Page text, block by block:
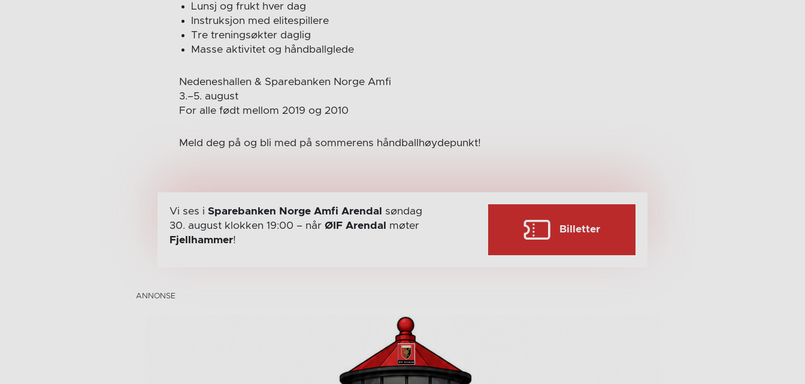
Lunsj og frukt hver dag
Instruksjon med elitespillere
Tre treningsøkter daglig
Masse aktivitet og håndballglede
Nedeneshallen & Sparebanken Norge Amfi
3.–5. august
For alle født mellom 2019 og 2010
Meld deg på og bli med på sommerens håndballhøydepunkt!
Vi ses i Sparebanken Norge Amfi Arendal
søndag
30. august klokken 19:00 – når ØIF Arendal
møter
Fjellhammer!
Billetter